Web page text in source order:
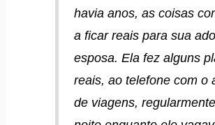
havia anos, as coisas
a ficar reais para sua
esposa. Ela fez alguns
reais, ao telefone com o
de viagens,